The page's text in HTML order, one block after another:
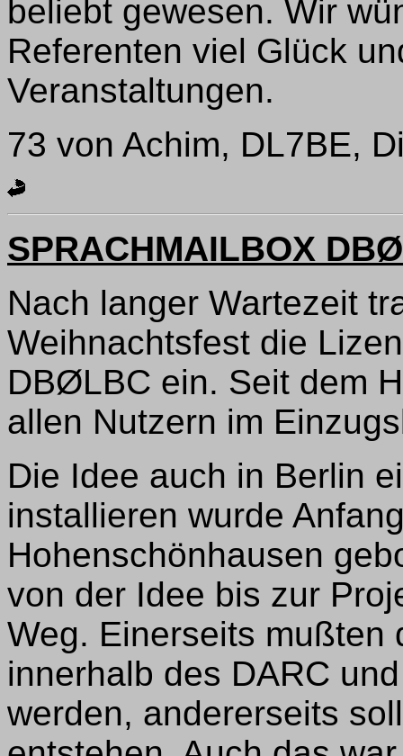
beliebt gewesen. Wir
Referenten viel Glück
Veranstaltungen.
73 von Achim, DL7BE,
SPRACHMAILBOX
Nach langer Wartezeit
Weihnachtsfest die
DBØLBC ein. Seit dem
allen Nutzern im
Die Idee auch in Berlin
installieren wurde
Hohenschönhausen
von der Idee bis zur
Weg. Einerseits mußten
innerhalb des DARC
werden, andererseits